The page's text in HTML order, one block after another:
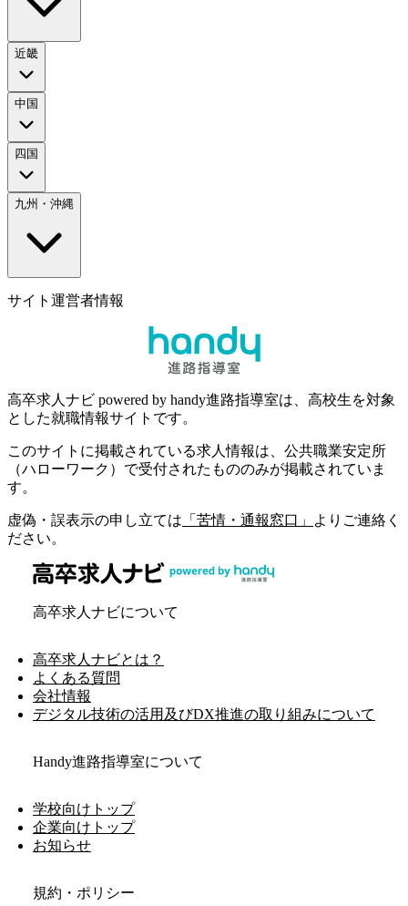
近畿
中国
四国
九州・沖縄
サイト運営者情報
高卒求人ナビ powered by handy進路指導室は、高校生を対象
とした就職情報サイトです。
このサイトに掲載されている求人情報は、公共職業安定所
（ハローワーク）で受付されたもののみが掲載されていま
す。
虚偽・誤表示の申し立ては 「苦情・通報窓口」
よりご連絡く
ださい。
高卒求人ナビについて
高卒求人ナビとは？
よくある質問
会社情報
デジタル技術の活用及びDX推進の取り組みについて
Handy進路指導室について
学校向けトップ
企業向けトップ
お知らせ
規約・ポリシー